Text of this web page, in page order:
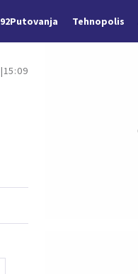
92Putovanja Tehnopolis
15:09